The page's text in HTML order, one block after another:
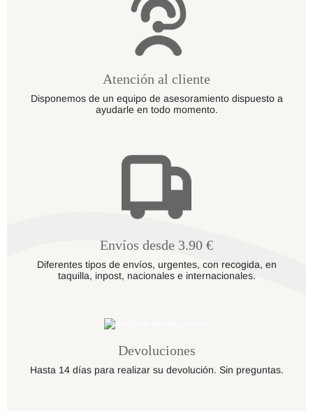
Atención al cliente
Disponemos de un equipo de asesoramiento dispuesto a
ayudarle en todo momento.
Envíos desde 3.90 €
Diferentes tipos de envíos, urgentes, con recogida, en
taquilla, inpost, nacionales e internacionales.
Devoluciones
Hasta 14 días para realizar su devolución. Sin preguntas.